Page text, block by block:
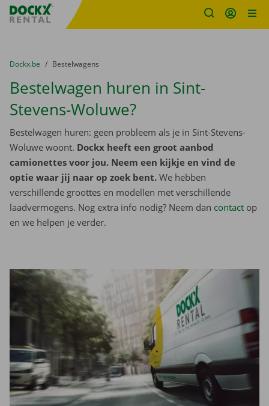
Fratello DEMO
U bevindt zich hier:
van
Dockx.be naar
Bestelwagens
Bestelwagen huren in Sint-
Stevens-Woluwe?
Bestelwagen huren: geen probleem als je in Sint-Stevens-
Woluwe woont. Dockx heeft een groot aanbod
camionettes voor jou. Neem een kijkje en vind de
optie waar jij naar op zoek bent. We hebben
verschillende groottes en modellen met verschillende
laadvermogens. Nog extra info nodig? Neem dan contact op
en we helpen je verder.